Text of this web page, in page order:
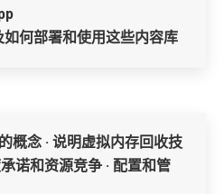
何部署和使用这些内容库
概念 · 说明虚拟内存回收技
诺和资源竞争 · 配置和管